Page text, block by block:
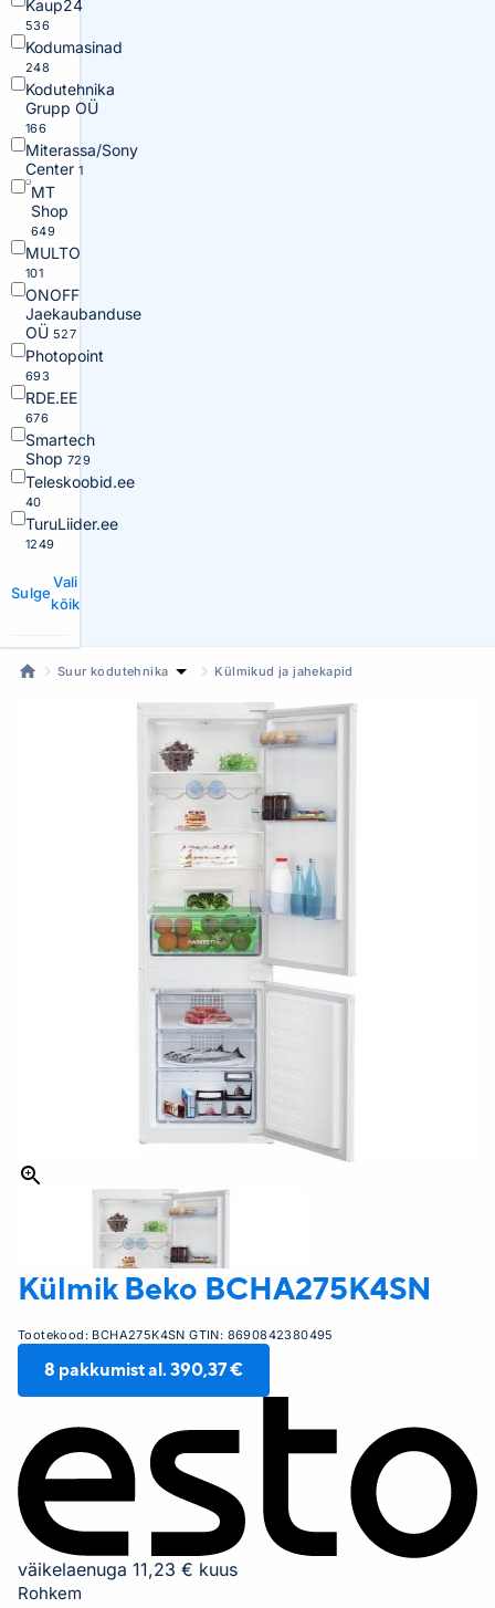
Kaup24
536
Kodumasinad
248
Kodutehnika
Grupp OÜ
166
Miterassa/Sony
Center 1
MT
Shop
649
MULTO
101
ONOFF
Jaekaubanduse
OÜ 527
Photopoint
693
RDE.EE
676
Smartech
Shop 729
Teleskoobid.ee
40
TuruLiider.ee
1249
Sulge
Vali
kõik
Suur kodutehnika Külmikud ja jahekapid
Külmik Beko BCHA275K4SN
Tootekood: BCHA275K4SN GTIN: 8690842380495
8 pakkumist al. 390,37 €
väikelaenuga 11,23 € kuus
Rohkem